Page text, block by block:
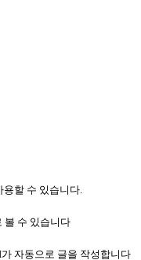
할 수 있습니다.
볼 수 있습니다
자동으로 글을 작성합니다